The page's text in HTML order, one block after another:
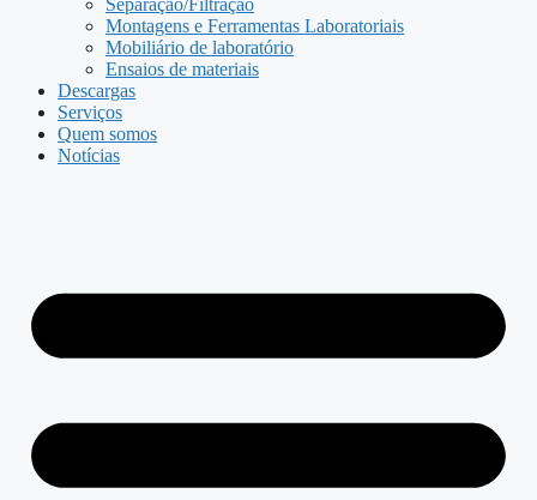
Montagens e Ferramentas Laboratoriais
Mobiliário de laboratório
Ensaios de materiais
Descargas
Serviços
Quem somos
Notícias